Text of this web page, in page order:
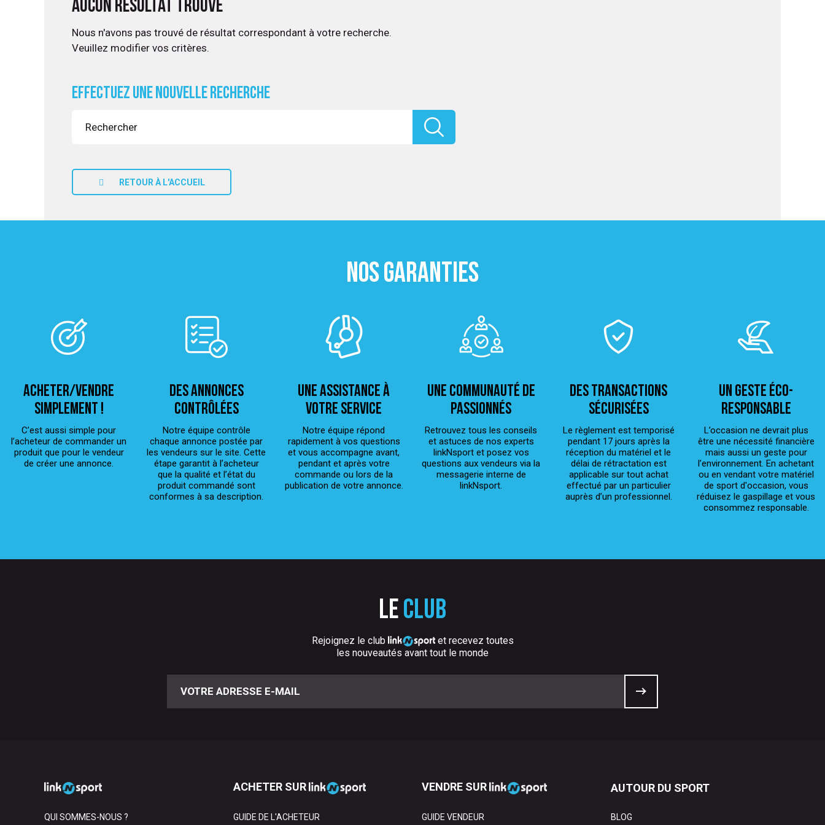
Aucun résultat trouvé
Nous n'avons pas trouvé de résultat correspondant à votre recherche.
Veuillez modifier vos critères.
Effectuez une nouvelle recherche
RETOUR À L'ACCUEIL
NOS GARANTIES
ACHETER/VENDRE
simplement !
C’est aussi simple pour
l’acheteur de commander un
produit que pour le vendeur
de créer une annonce.
Des annonces
contrôlées
Notre équipe contrôle
chaque annonce postée par
les vendeurs sur le site. Cette
étape garantit à l’acheteur
que la qualité et l’état du
produit commandé sont
conformes à sa description.
Une assistance à
votre service
Notre équipe répond
rapidement à vos questions
et vous accompagne avant,
pendant et après votre
commande ou lors de la
publication de votre annonce.
Une Communauté de
passionnés
Retrouvez tous les conseils
et astuces de nos experts
linkNsport et posez vos
questions aux vendeurs via la
messagerie interne de
linkNsport.
Des transactions
sécurisées
Le règlement est temporisé
pendant 17 jours après la
réception du matériel et le
délai de rétractation est
applicable sur tout achat
effectué par un particulier
auprès d’un professionnel.
Un geste éco-
responsable
L’occasion ne devrait plus
être une nécessité financière
mais aussi un geste pour
l’environnement. En achetant
ou en vendant votre matériel
de sport d'occasion, vous
réduisez le gaspillage et vous
consommez responsable.
Le club
Rejoignez le club
et recevez toutes
les nouveautés avant tout le monde
QUI SOMMES-NOUS ?
ACHETER SUR
GUIDE DE L'ACHETEUR
VENDRE SUR
GUIDE VENDEUR
AUTOUR DU SPORT
BLOG